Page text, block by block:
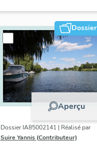
Dossier
Aperçu
Dossier IA85002141 | Réalisé par
Suire Yannis (Contributeur)